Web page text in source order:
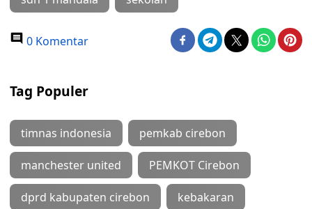
0 Komentar
Tag Populer
timnas indonesia pemkab cirebon
manchester united PEMKOT Cirebon
dprd kabupaten cirebon kebakaran